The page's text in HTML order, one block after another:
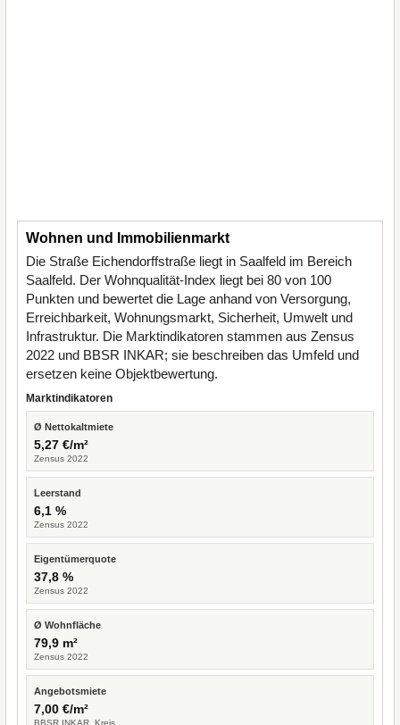
Wohnen und Immobilienmarkt
Die Straße Eichendorffstraße liegt in Saalfeld im Bereich
Saalfeld. Der Wohnqualität-Index liegt bei 80 von 100
Punkten und bewertet die Lage anhand von Versorgung,
Erreichbarkeit, Wohnungsmarkt, Sicherheit, Umwelt und
Infrastruktur. Die Marktindikatoren stammen aus Zensus
2022 und BBSR INKAR; sie beschreiben das Umfeld und
ersetzen keine Objektbewertung.
Marktindikatoren
Ø Nettokaltmiete
5,27 €/m²
Zensus 2022
Leerstand
6,1 %
Zensus 2022
Eigentümerquote
37,8 %
Zensus 2022
Ø Wohnfläche
79,9 m²
Zensus 2022
Angebotsmiete
7,00 €/m²
BBSR INKAR, Kreis